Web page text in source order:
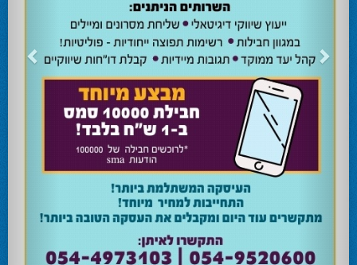
השרה מירי רגב קוראת לבוא ולהצביע ולהשפיע 24.02.24
השרה מירי רגב קוראת לבוא ולהצביע ולהשפיע בבחירות המוניציפליות שיתקיימו ביום
אוהד שגב הפסיד בעכו
עמיחי בן שלוש מקורבו של השר ניר ברקת ניצח את הבחירות בעכו ויכהן כראש העיר.
מחל זכתה במנדט אחד בבאר שבע
עו''ד אמנון כהן שעומד בראש רשימת מחל למועצת העיר זכה במנדט אחד ואילו שמעון
בוקר שהתמודד אף הוא למועצה לא הצליח להיבחר.
המשבר בליכוד העולמי 23.10.24
האם ההסכם של מיקי זוהר מחזק את הימין או השמאל? האם ההסכם חוקי או לא?שמירה
או הדחה? ומה יחליט בעתיד המרכז? עוד שנה בחירות בליכוד העולמי . הכל במגזין
המלא - עמ' 4.